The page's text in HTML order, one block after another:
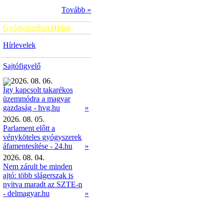
Tovább »
Gyógyszerészi Hírlap
Hírlevelek
Sajtófigyelő
2026. 08. 06.
Így kapcsolt takarékos
üzemmódra a magyar
gazdaság - hvg.hu
»
2026. 08. 05.
Parlament előtt a
vényköteles gyógyszerek
áfamentesítése - 24.hu
»
2026. 08. 04.
Nem zárult be minden
ajtó: több slágerszak is
nyitva maradt az SZTE-n
- delmagyar.hu
»